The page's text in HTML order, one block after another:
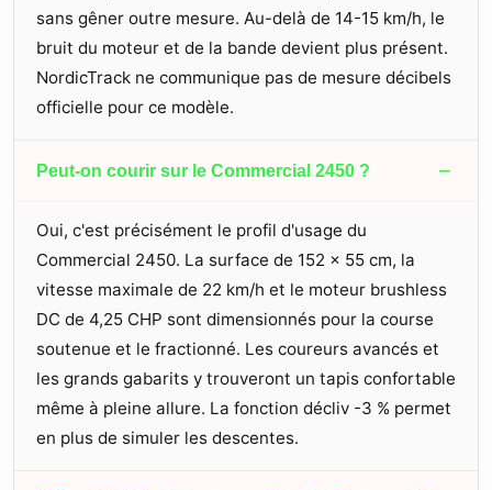
sans gêner outre mesure. Au-delà de 14-15 km/h, le
bruit du moteur et de la bande devient plus présent.
NordicTrack ne communique pas de mesure décibels
officielle pour ce modèle.
Peut-on courir sur le Commercial 2450 ? −
Oui, c'est précisément le profil d'usage du
Commercial 2450. La surface de 152 × 55 cm, la
vitesse maximale de 22 km/h et le moteur brushless
DC de 4,25 CHP sont dimensionnés pour la course
soutenue et le fractionné. Les coureurs avancés et
les grands gabarits y trouveront un tapis confortable
même à pleine allure. La fonction décliv -3 % permet
en plus de simuler les descentes.